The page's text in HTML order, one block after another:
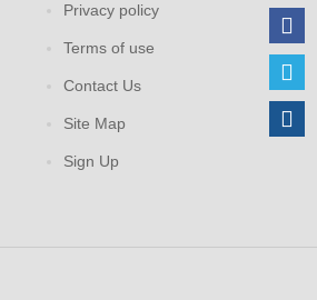
Privacy policy
Terms of use
Contact Us
Site Map
Sign Up